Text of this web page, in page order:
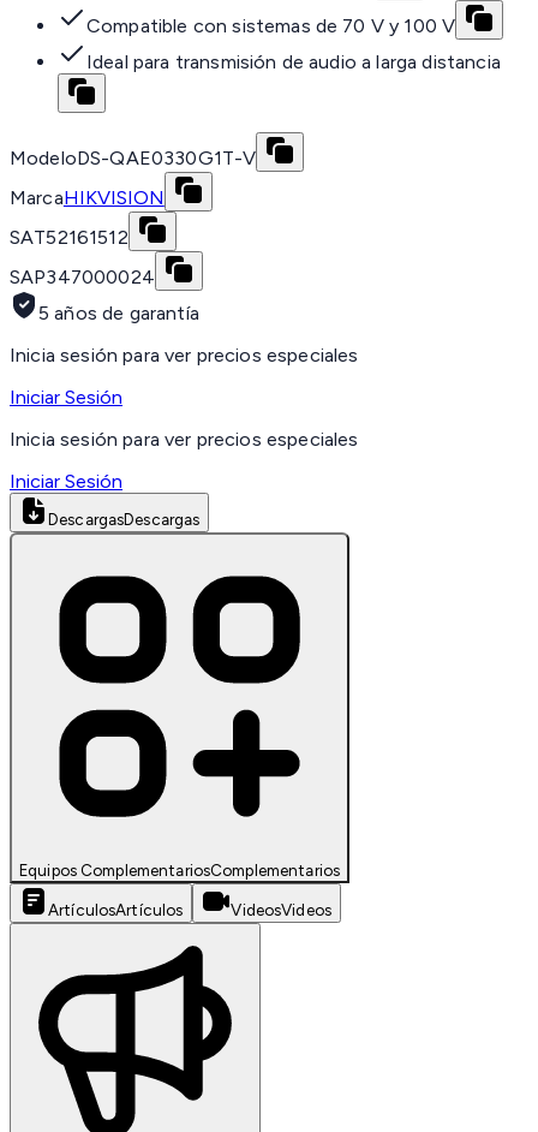
Compatible con sistemas de 70 V y 100 V
Ideal para transmisión de audio a larga distancia
ModeloDS-QAE0330G1T-V
MarcaHIKVISION
SAT52161512
SAP347000024
5 años de garantía
Inicia sesión para ver precios especiales
Iniciar Sesión
Inicia sesión para ver precios especiales
Iniciar Sesión
DescargasDescargas
Equipos ComplementariosComplementarios
ArtículosArtículos VideosVideos